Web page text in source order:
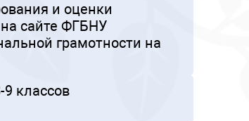
и оценки
сайте ФГБНУ
грамотности на
классов